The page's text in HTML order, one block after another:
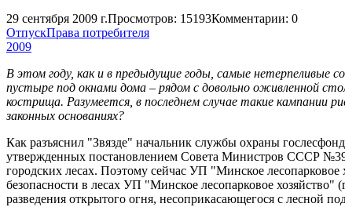
29 сентября 2009 г.Просмотров: 15193Комментарии: 0
ОтпускПрава потребителя
2009
В этом году, как и в предыдущие годы, самые
пустыре под окнами дома – рядом с довольно оживленной
кострища. Разумеется, в последнем случае такие кампании
законных основаниях?
Как разъяснил "Звязде" начальник службы охраны
утвержденных постановлением Совета Министров СССР
городских лесах. Поэтому сейчас УП "Минское
безопасности в лесах УП "Минское лесопарковое хозяйство"
разведения открытого огня, несоприкасающегося с лесной